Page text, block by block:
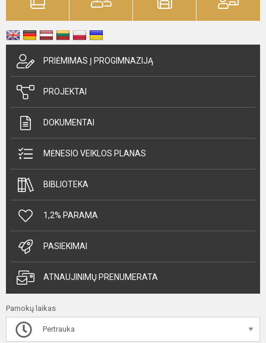
PRIĖMIMAS Į PROGIMNAZIJĄ
PROJEKTAI
DOKUMENTAI
MĖNESIO VEIKLOS PLANAS
BIBLIOTEKA
1,2% PARAMA
PASIEKIMAI
ATNAUJINIMŲ PRENUMERATA
Pamokų laikas
Pertrauka